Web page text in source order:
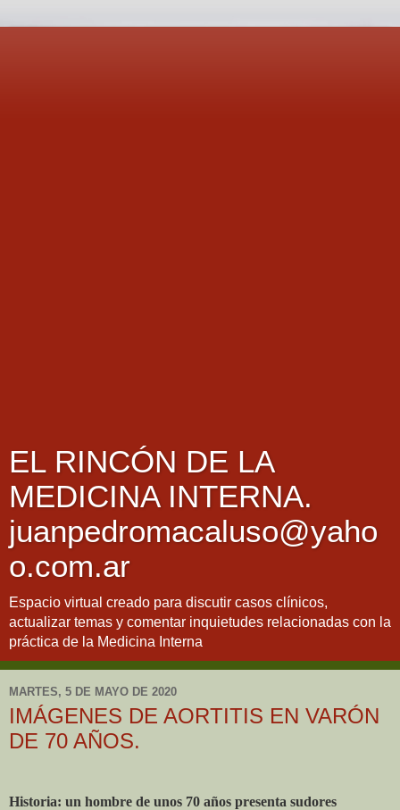
EL RINCÓN DE LA
MEDICINA INTERNA.
juanpedromacaluso@yaho
o.com.ar
Espacio virtual creado para discutir casos clínicos,
actualizar temas y comentar inquietudes relacionadas con la
práctica de la Medicina Interna
MARTES, 5 DE MAYO DE 2020
IMÁGENES DE AORTITIS EN VARÓN
DE 70 AÑOS.
Historia: un hombre de unos 70 años presenta sudores